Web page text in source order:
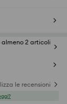
2 articoli
le recensioni